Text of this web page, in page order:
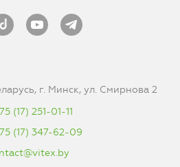
г. Минск, ул. Смирнова 2
(17) 251-01-11
(17) 347-62-09